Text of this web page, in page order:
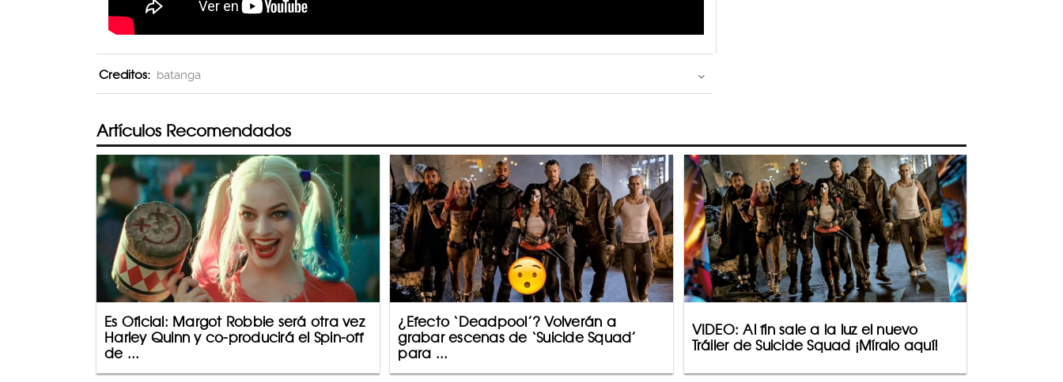
Creditos: batanga
Artículos Recomendados
Es Oficial: Margot Robbie será otra vez
Harley Quinn y co-producirá el Spin-off
de ...
¿Efecto ‘Deadpool’? Volverán a
grabar escenas de ‘Suicide Squad’
para ...
VIDEO: Al fin sale a la luz el nuevo
Tráiler de Suicide Squad ¡Míralo aquí!